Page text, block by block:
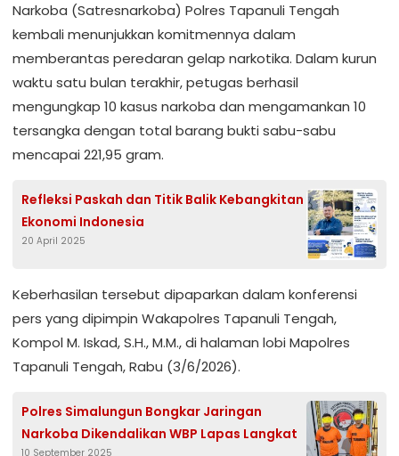
Narkoba (Satresnarkoba) Polres Tapanuli Tengah
kembali menunjukkan komitmennya dalam
memberantas peredaran gelap narkotika. Dalam kurun
waktu satu bulan terakhir, petugas berhasil
mengungkap 10 kasus narkoba dan mengamankan 10
tersangka dengan total barang bukti sabu-sabu
mencapai 221,95 gram.
Refleksi Paskah dan Titik Balik Kebangkitan
Ekonomi Indonesia
20 April 2025
Keberhasilan tersebut dipaparkan dalam konferensi
pers yang dipimpin Wakapolres Tapanuli Tengah,
Kompol M. Iskad, S.H., M.M., di halaman lobi Mapolres
Tapanuli Tengah, Rabu (3/6/2026).
Polres Simalungun Bongkar Jaringan
Narkoba Dikendalikan WBP Lapas Langkat
10 September 2025